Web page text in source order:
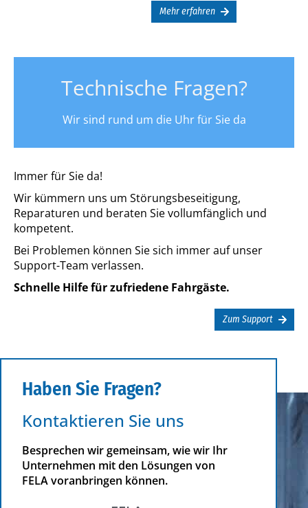
Mehr erfahren
Technische Fragen?
Wir sind rund um die Uhr für Sie da
Immer für Sie da!
Wir kümmern uns um Störungsbeseitigung,
Reparaturen und beraten Sie vollumfänglich und
kompetent.
Bei Problemen können Sie sich immer auf unser
Support-Team verlassen.
Schnelle Hilfe für zufriedene Fahrgäste.
Zum Support
Haben Sie Fragen?
Kontaktieren Sie uns
Besprechen wir gemeinsam, wie wir Ihr
Unternehmen mit den Lösungen von
FELA voranbringen können.